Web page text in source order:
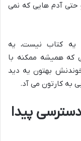
حتی آدم هایی که نمی
یه کتاب نیست، یه
که همیشه ممکنه با
بهتون یه دید
به کارتون می آد.
پیدا